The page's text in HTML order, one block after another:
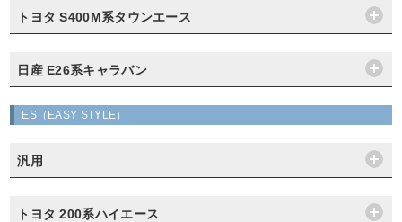
トヨタ S400M系タウンエース
日産 E26系キャラバン
ES（EASY STYLE）
汎用
トヨタ 200系ハイエース